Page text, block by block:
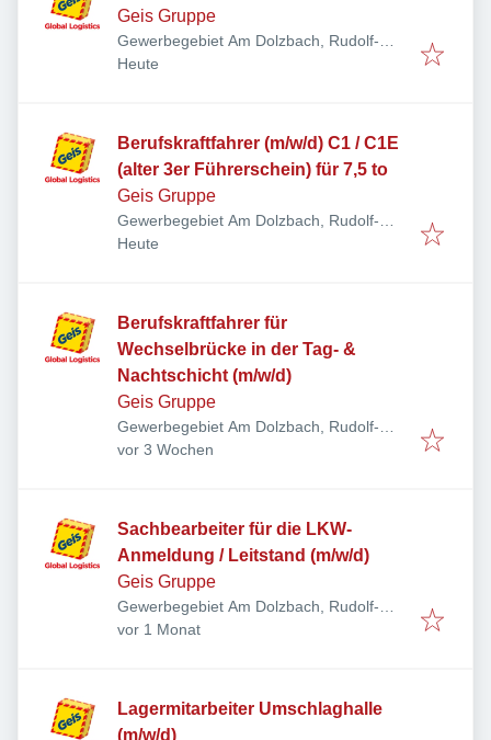
Geis Gruppe
Gewerbegebiet Am Dolzbach, Rudolf-
Diesel-Ring 24, 97616 Bad Neustadt an
Veröffentlicht
Heute
Berufskraftfahrer (m/w/d) C1 / C1E
(alter 3er Führerschein) für 7,5 to
Geis Gruppe
Gewerbegebiet Am Dolzbach, Rudolf-
Diesel-Ring 24, 97616 Bad Neustadt an
Veröffentlicht
Heute
Berufskraftfahrer für
Wechselbrücke in der Tag- &
Nachtschicht (m/w/d)
Geis Gruppe
Gewerbegebiet Am Dolzbach, Rudolf-
Diesel-Ring 24, 97616 Bad Neustadt an
Veröffentlicht:
vor 3 Wochen
Sachbearbeiter für die LKW-
Anmeldung / Leitstand (m/w/d)
Geis Gruppe
Gewerbegebiet Am Dolzbach, Rudolf-
Diesel-Ring 24, 97616 Bad Neustadt an
Veröffentlicht
vor 1 Monat
Lagermitarbeiter Umschlaghalle
(m/w/d)